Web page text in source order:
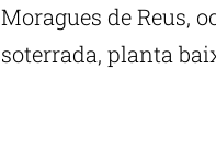
Moragues de Reus,
soterrada, planta